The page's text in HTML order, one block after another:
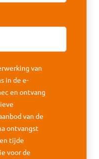
van
in de e-
en ontvang
van de
ontvangst
tijde
voor de